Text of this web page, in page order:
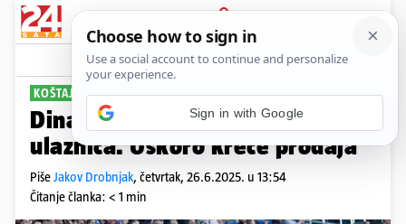
PRIJAVA
Sport Komentari
KOŠTAJU KAO I PROŠLE GODINE
Dinamo objavio cijene godišnjih
ulaznica. Uskoro kreće prodaja
PišeJakov Drobnjak, četvrtak, 26.6.2025. u 13:54
Čitanje članka: < 1 min
Sign in with Google